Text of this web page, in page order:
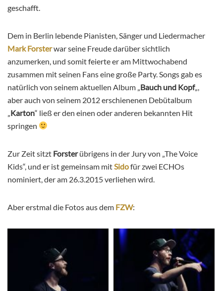
geschafft.
Dem in Berlin lebende Pianisten, Sänger und Liedermacher
Mark Forsterwar seine Freude darüber sichtlich
anzumerken, und somit feierte er am Mittwochabend
zusammen mit seinen Fans eine große Party. Songs gab es
natürlich von seinem aktuellen Album „ Bauch und Kopf„,
aber auch von seinem 2012 erschienenen Debütalbum
Karton“ ließ er den einen oder anderen bekannten Hit
springen
Zur Zeit sitzt Forsterübrigens in der Jury von „The Voice
Kids“, und er ist gemeinsam mit Sidofür zwei ECHOs
nominiert, der am 26.3.2015 verliehen wird.
Aber erstmal die Fotos aus dem FZW: